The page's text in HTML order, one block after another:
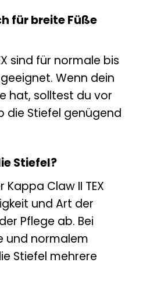
für breite Füße
sind für normale bis
Wenn dein
hat, solltest du vor
die Stiefel genügend
Stiefel?
Claw II TEX
und Art der
Pflege ab. Bei
und normalem
Stiefel mehrere